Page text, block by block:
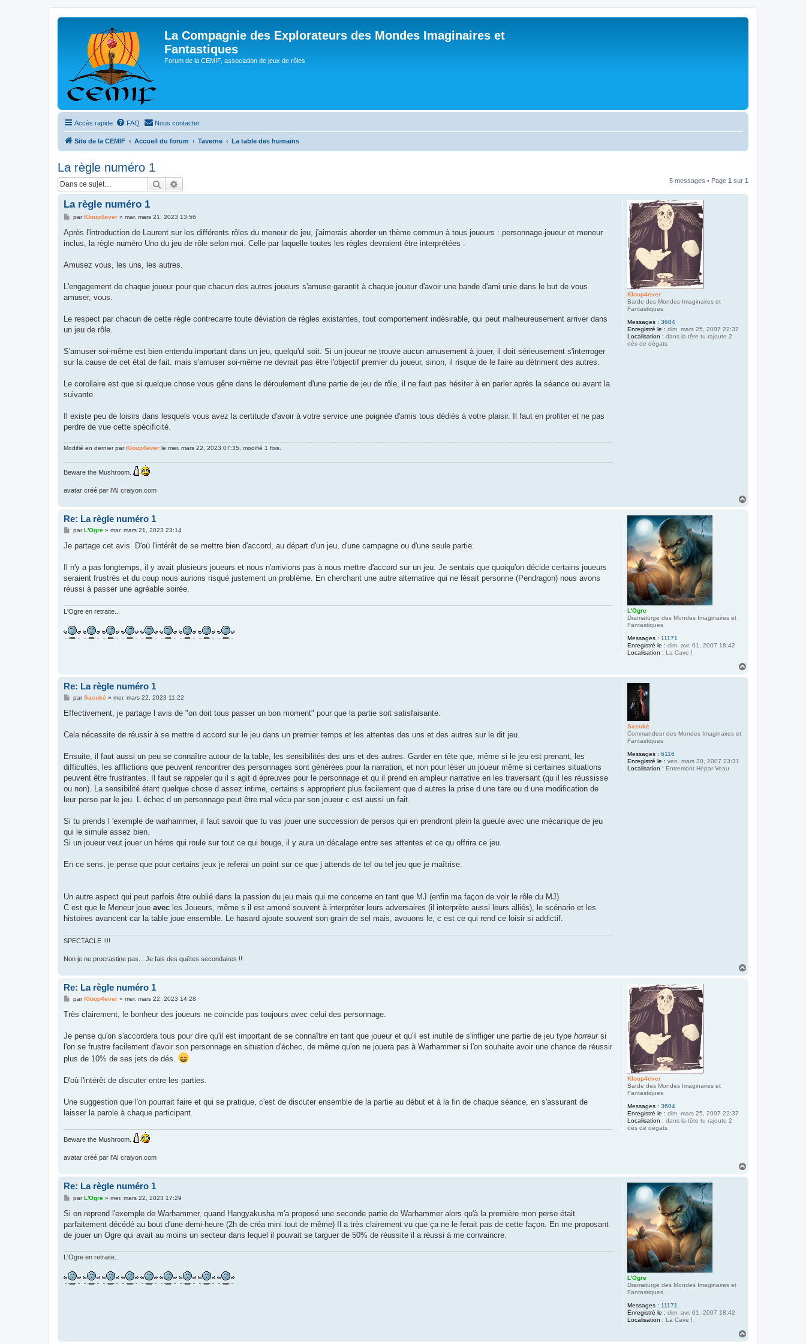
La Compagnie des Explorateurs des Mondes Imaginaires et
Fantastiques
Forum de la CEMIF, association de jeux de rôles
Accès rapide FAQ Nous contacter
Site de la CEMIF Accueil du forum Taverne La table des humains
La règle numéro 1
Rechercher 5 messages • Page 1 sur 1
Kloup4ever
Barde des Mondes Imaginaires et
Fantastiques
Messages : 3604
Enregistré le : dim. mars 25, 2007 22:37
Localisation : dans la tête tu rajoute 2
dés de dégats
La règle numéro 1
M
s
a
parKloup4ever» mar. mars 21, 2023 13:56
Après l'introduction de Laurent sur les différents rôles du meneur de jeu, j'aimerais aborder un thème commun à tous joueurs : personnage-joueur et meneur
inclus, la règle numéro Uno du jeu de rôle selon moi. Celle par laquelle toutes les règles devraient être interprétées :
Amusez vous, les uns, les autres.
L'engagement de chaque joueur pour que chacun des autres joueurs s'amuse garantit à chaque joueur d'avoir une bande d'ami unie dans le but de vous
amuser, vous.
Le respect par chacun de cette règle contrecarre toute déviation de règles existantes, tout comportement indésirable, qui peut malheureusement arriver dans
un jeu de rôle.
S'amuser soi-même est bien entendu important dans un jeu, quelqu'ul soit. Si un joueur ne trouve aucun amusement à jouer, il doit sérieusement s'interroger
sur la cause de cet état de fait. mais s'amuser soi-même ne devrait pas être l'objectif premier du joueur, sinon, il risque de le faire au détriment des autres.
Le corollaire est que si quelque chose vous gêne dans le déroulement d'une partie de jeu de rôle, il ne faut pas hésiter à en parler après la séance ou avant la
suivante.
Il existe peu de loisirs dans lesquels vous avez la certitude d'avoir à votre service une poignée d'amis tous dédiés à votre plaisir. Il faut en profiter et ne pas
perdre de vue cette spécificité.
Modifié en dernier parKloup4ever le mer. mars 22, 2023 07:35, modifié 1 fois.
Beware the Mushroom.
avatar créé par l'AI craiyon.com
L'Ogre
Dramaturge des Mondes Imaginaires et
Fantastiques
Messages : 11171
Enregistré le : dim. avr. 01, 2007 18:42
Localisation : La Cave !
Re: La règle numéro 1
M
s
g
parL'Ogre» mar. mars 21, 2023 23:14
Je partage cet avis. D'où l'intérêt de se mettre bien d'accord, au départ d'un jeu, d'une campagne ou d'une seule partie.
Il n'y a pas longtemps, il y avait plusieurs joueurs et nous n'arrivions pas à nous mettre d'accord sur un jeu. Je sentais que quoiqu'on décide certains joueurs
seraient frustrés et du coup nous aurions risqué justement un problème. En cherchant une autre alternative qui ne lésait personne (Pendragon) nous avons
réussi à passer une agréable soirée.
L'Ogre en retraite...
Sasuké
Commandeur des Mondes Imaginaires et
Fantastiques
Messages : 6116
Enregistré le : ven. mars 30, 2007 23:31
Localisation : Entremont Hépar Veau
Re: La règle numéro 1
M
s
g
parSasuké» mer. mars 22, 2023 11:22
Effectivement, je partage l avis de "on doit tous passer un bon moment" pour que la partie soit satisfaisante.
Cela nécessite de réussir à se mettre d accord sur le jeu dans un premier temps et les attentes des uns et des autres sur le dit jeu.
Ensuite, il faut aussi un peu se connaître autour de la table, les sensibilités des uns et des autres. Garder en tête que, même si le jeu est prenant, les
difficultés, les afflictions que peuvent rencontrer des personnages sont générées pour la narration, et non pour léser un joueur même si certaines situations
peuvent être frustrantes. Il faut se rappeler qu il s agit d épreuves pour le personnage et qu il prend en ampleur narrative en les traversant (qu il les réussisse
ou non). La sensibilité étant quelque chose d assez intime, certains s approprient plus facilement que d autres la prise d une tare ou d une modification de
leur perso par le jeu. L échec d un personnage peut être mal vécu par son joueur c est aussi un fait.
Si tu prends l 'exemple de warhammer, il faut savoir que tu vas jouer une succession de persos qui en prendront plein la gueule avec une mécanique de jeu
qui le simule assez bien.
Si un joueur veut jouer un héros qui roule sur tout ce qui bouge, il y aura un décalage entre ses attentes et ce qu offrira ce jeu.
En ce sens, je pense que pour certains jeux je referai un point sur ce que j attends de tel ou tel jeu que je maîtrise.
Un autre aspect qui peut parfois être oublié dans la passion du jeu mais qui me concerne en tant que MJ (enfin ma façon de voir le rôle du MJ)
C est que le Meneur joue avec les Joueurs, même s il est amené souvent à interpréter leurs adversaires (il interprète aussi leurs alliés), le scénario et les
histoires avancent car la table joue ensemble. Le hasard ajoute souvent son grain de sel mais, avouons le, c est ce qui rend ce loisir si addictif.
SPECTACLE !!!!
Non je ne procrastine pas... Je fais des quêtes secondaires !!
Kloup4ever
Barde des Mondes Imaginaires et
Fantastiques
Messages : 3604
Enregistré le : dim. mars 25, 2007 22:37
Localisation : dans la tête tu rajoute 2
dés de dégats
Re: La règle numéro 1
M
s
g
par Kloup4ever» mer. mars 22, 2023 14:28
Très clairement, le bonheur des joueurs ne coïncide pas toujours avec celui des personnage.
Je pense qu'on s'accordera tous pour dire qu'il est important de se connaître en tant que joueur et qu'il est inutile de s'infliger une partie de jeu type horreursi
l'on se frustre facilement d'avoir son personnage en situation d'échec, de même qu'on ne jouera pas à Warhammer si l'on souhaite avoir une chance de réussir
plus de 10% de ses jets de dés.
D'où l'intérêt de discuter entre les parties.
Une suggestion que l'on pourrait faire et qui se pratique, c'est de discuter ensemble de la partie au début et à la fin de chaque séance, en s'assurant de
laisser la parole à chaque participant.
Beware the Mushroom.
avatar créé par l'AI craiyon.com
L'Ogre
Dramaturge des Mondes Imaginaires et
Fantastiques
Messages : 11171
Enregistré le : dim. avr. 01, 2007 18:42
Localisation : La Cave !
Re: La règle numéro 1
M
a
g
e
parL'Ogre» mer. mars 22, 2023 17:29
Si on reprend l'exemple de Warhammer, quand Hangyakusha m'a proposé une seconde partie de Warhammer alors qu'à la première mon perso était
parfaitement décédé au bout d'une demi-heure (2h de créa mini tout de même) Il a très clairement vu que ça ne le ferait pas de cette façon. En me proposant
de jouer un Ogre qui avait au moins un secteur dans lequel il pouvait se targuer de 50% de réussite il a réussi à me convaincre.
L'Ogre en retraite...